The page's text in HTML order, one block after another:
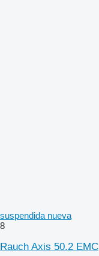
suspendida nueva
8
Rauch Axis 50.2 EMC